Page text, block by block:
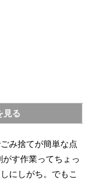
見る
み捨てが簡単な点
す作業ってちょっ
にしがち。でもこ